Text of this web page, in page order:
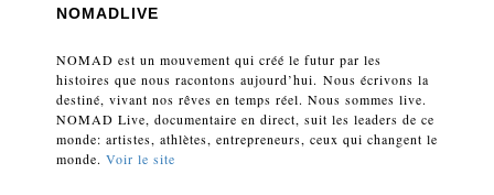
NOMADLIVE
NOMAD est un mouvement qui créé le futur par les
histoires que nous racontons aujourd’hui. Nous écrivons la
destiné, vivant nos rêves en temps réel. Nous sommes live.
NOMAD Live, documentaire en direct, suit les leaders de ce
monde: artistes, athlètes, entrepreneurs, ceux qui changent le
monde. Voir le site